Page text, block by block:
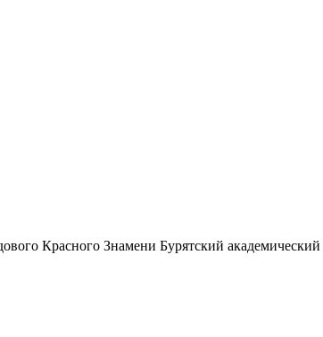
Красного Знамени Бурятский